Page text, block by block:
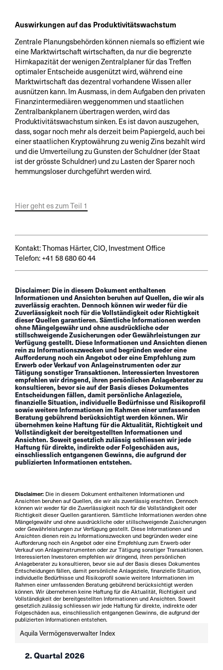
Auswirkungen auf das Produktivitätswachstum
Zentrale Planungsbehörden können niemals so effizient wie
eine Marktwirtschaft wirtschaften, da nur die begrenzte
Hirnkapazität der wenigen Zentralplaner für das Treffen
optimaler Entscheide ausgenützt wird, während eine
Marktwirtschaft das dezentral vorhandene Wissen aller
ausnützen kann. Im Ausmass, in dem Aufgaben den privaten
Finanzintermediären weggenommen und staatlichen
Zentralbankplanern übertragen werden, wird das
Produktivitätswachstum sinken. Es ist davon auszugehen,
dass, sogar noch mehr als derzeit beim Papiergeld, auch bei
einer staatlichen Kryptowährung zu wenig Zins bezahlt wird
und die Umverteilung zu Gunsten der Schuldner (der Staat
ist der grösste Schuldner) und zu Lasten der Sparer noch
hemmungsloser durchgeführt werden wird.
Hier geht es zum Teil 1
Kontakt: Thomas Härter, CIO, Investment Office
Telefon: +41 58 680 60 44
Disclaimer: Die in diesem Dokument enthaltenen
Informationen und Ansichten beruhen auf Quellen, die wir als
zuverlässig erachten. Dennoch können wir weder für die
Zuverlässigkeit noch für die Vollständigkeit oder Richtigkeit
dieser Quellen garantieren. Sämtliche Informationen werden
ohne Mängelgewähr und ohne ausdrückliche oder
stillschweigende Zusicherungen oder Gewährleistungen zur
Verfügung gestellt. Diese Informationen und Ansichten dienen
rein zu Informationszwecken und begründen weder eine
Aufforderung noch ein Angebot oder eine Empfehlung zum
Erwerb oder Verkauf von Anlageinstrumenten oder zur
Tätigung sonstiger Transaktionen. Interessierten Investoren
empfehlen wir dringend, ihren persönlichen Anlageberater zu
konsultieren, bevor sie auf der Basis dieses Dokumentes
Entscheidungen fällen, damit persönliche Anlageziele,
finanzielle Situation, individuelle Bedürfnisse und Risikoprofil
sowie weitere Informationen im Rahmen einer umfassenden
Beratung gebührend berücksichtigt werden können. Wir
übernehmen keine Haftung für die Aktualität, Richtigkeit und
Vollständigkeit der bereitgestellten Informationen und
Ansichten. Soweit gesetzlich zulässig schliessen wir jede
Haftung für direkte, indirekte oder Folgeschäden aus,
einschliesslich entgangenen Gewinns, die aufgrund der
publizierten Informationen entstehen.
Disclaimer: Die in diesem Dokument enthaltenen Informationen und
Ansichten beruhen auf Quellen, die wir als zuverlässig erachten. Dennoch
können wir weder für die Zuverlässigkeit noch für die Vollständigkeit oder
Richtigkeit dieser Quellen garantieren. Sämtliche Informationen werden ohne
Mängelgewähr und ohne ausdrückliche oder stillschweigende Zusicherungen
oder Gewährleistungen zur Verfügung gestellt. Diese Informationen und
Ansichten dienen rein zu Informationszwecken und begründen weder eine
Aufforderung noch ein Angebot oder eine Empfehlung zum Erwerb oder
Verkauf von Anlageinstrumenten oder zur Tätigung sonstiger Transaktionen.
Interessierten Investoren empfehlen wir dringend, ihren persönlichen
Anlageberater zu konsultieren, bevor sie auf der Basis dieses Dokumentes
Entscheidungen fällen, damit persönliche Anlageziele, finanzielle Situation,
individuelle Bedürfnisse und Risikoprofil sowie weitere Informationen im
Rahmen einer umfassenden Beratung gebührend berücksichtigt werden
können. Wir übernehmen keine Haftung für die Aktualität, Richtigkeit und
Vollständigkeit der bereitgestellten Informationen und Ansichten. Soweit
gesetzlich zulässig schliessen wir jede Haftung für direkte, indirekte oder
Folgeschäden aus, einschliesslich entgangenen Gewinns, die aufgrund der
publizierten Informationen entstehen.
Aquila Vermögensverwalter Index
2. Quartal 2026